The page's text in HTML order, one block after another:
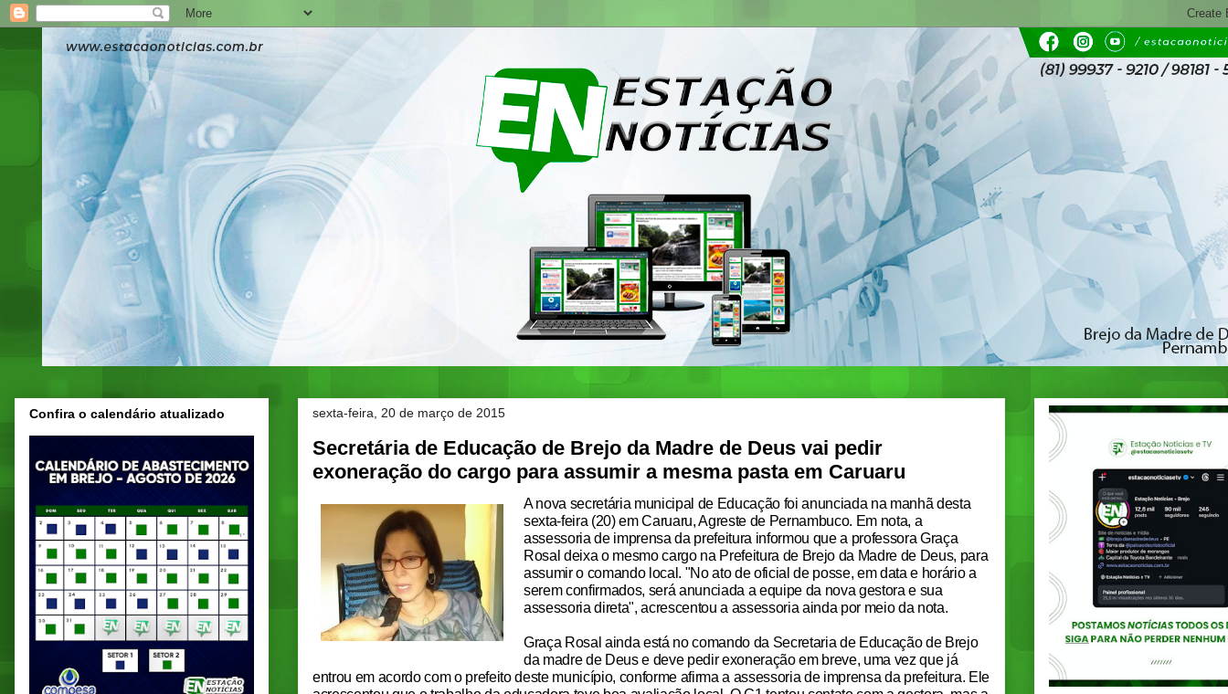
sexta-feira, 20 de março de 2015
Secretária de Educação de Brejo da Madre de Deus vai pedir
exoneração do cargo para assumir a mesma pasta em Caruaru
A nova secretária municipal de Educação foi anunciada na manhã desta
sexta-feira (20) em Caruaru, Agreste de Pernambuco. Em nota, a
assessoria de imprensa da prefeitura informou que a professora Graça
Rosal deixa o mesmo cargo na Prefeitura de Brejo da Madre de Deus, para
assumir o comando local. "No ato de oficial de posse, em data e horário a
serem confirmados, será anunciada a equipe da nova gestora e sua
assessoria direta", acrescentou a assessoria ainda por meio da nota.
Graça Rosal ainda está no comando da Secretaria de Educação de Brejo
da madre de Deus e deve pedir exoneração em breve, uma vez que já
entrou em acordo com o prefeito deste município, conforme afirma a assessoria de imprensa da prefeitura. Ele
Confira o calendário atualizado